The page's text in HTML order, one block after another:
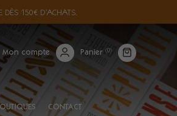
DÈS 150€ D’ACHATS.
Mon compte Panier (0)
CONTACT